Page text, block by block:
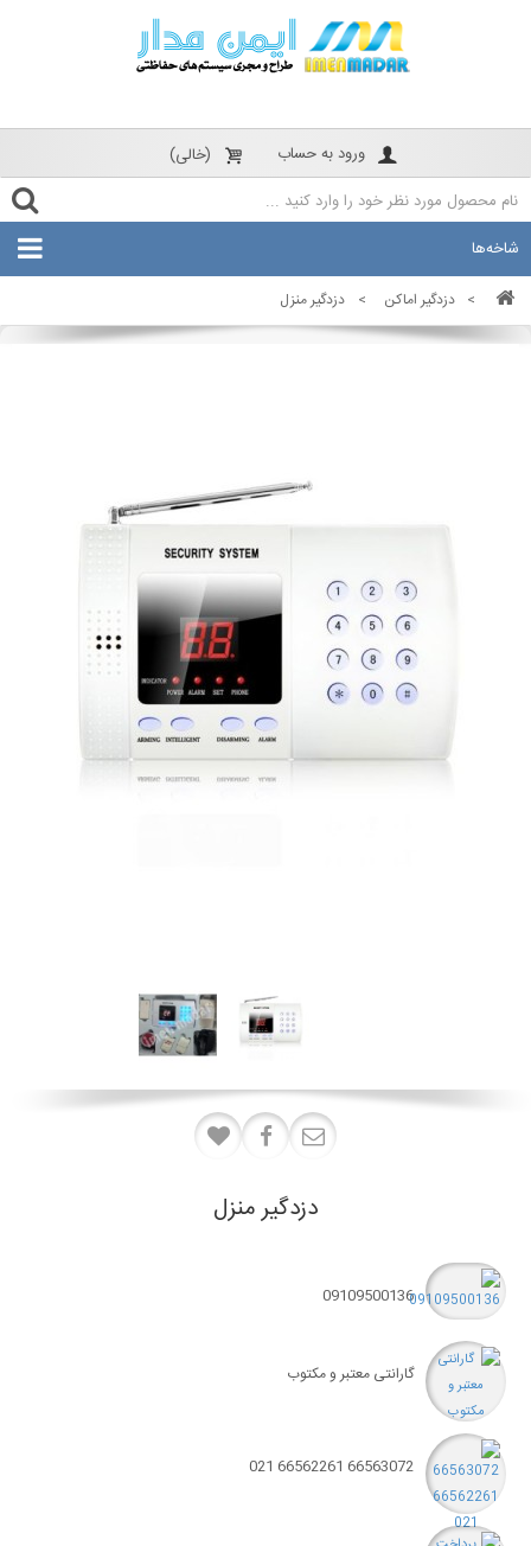
(خالی) ورود به حساب
شاخه‌ها
> دزدگیر اماکن > دزدگیر منزل
دزدگیر منزل
09109500136
گارانتی معتبر و مکتوب
66563072 66562261 021